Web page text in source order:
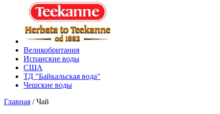
Великобритания
Испанские воды
США
ТД "Байкальская вода"
Чешские воды
Главная /Чай